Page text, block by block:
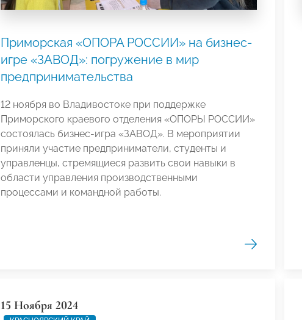
Приморская «ОПОРА РОССИИ» на бизнес-
игре «ЗАВОД»: погружение в мир
предпринимательства
12 ноября во Владивостоке при поддержке
Приморского краевого отделения «ОПОРЫ РОССИИ»
состоялась бизнес-игра «ЗАВОД». В мероприятии
приняли участие предприниматели, студенты и
управленцы, стремящиеся развить свои навыки в
области управления производственными
процессами и командной работы.
15 Ноября 2024